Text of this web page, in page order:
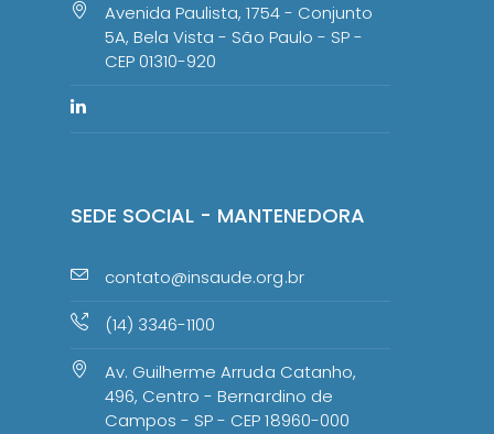
Avenida Paulista, 1754 - Conjunto
5A, Bela Vista - São Paulo - SP -
CEP 01310-920
SEDE SOCIAL - MANTENEDORA
contato@insaude.org.br
(14) 3346-1100
Av. Guilherme Arruda Catanho,
496, Centro - Bernardino de
Campos - SP - CEP 18960-000